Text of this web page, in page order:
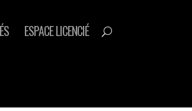
ESPACE LICENCIÉ